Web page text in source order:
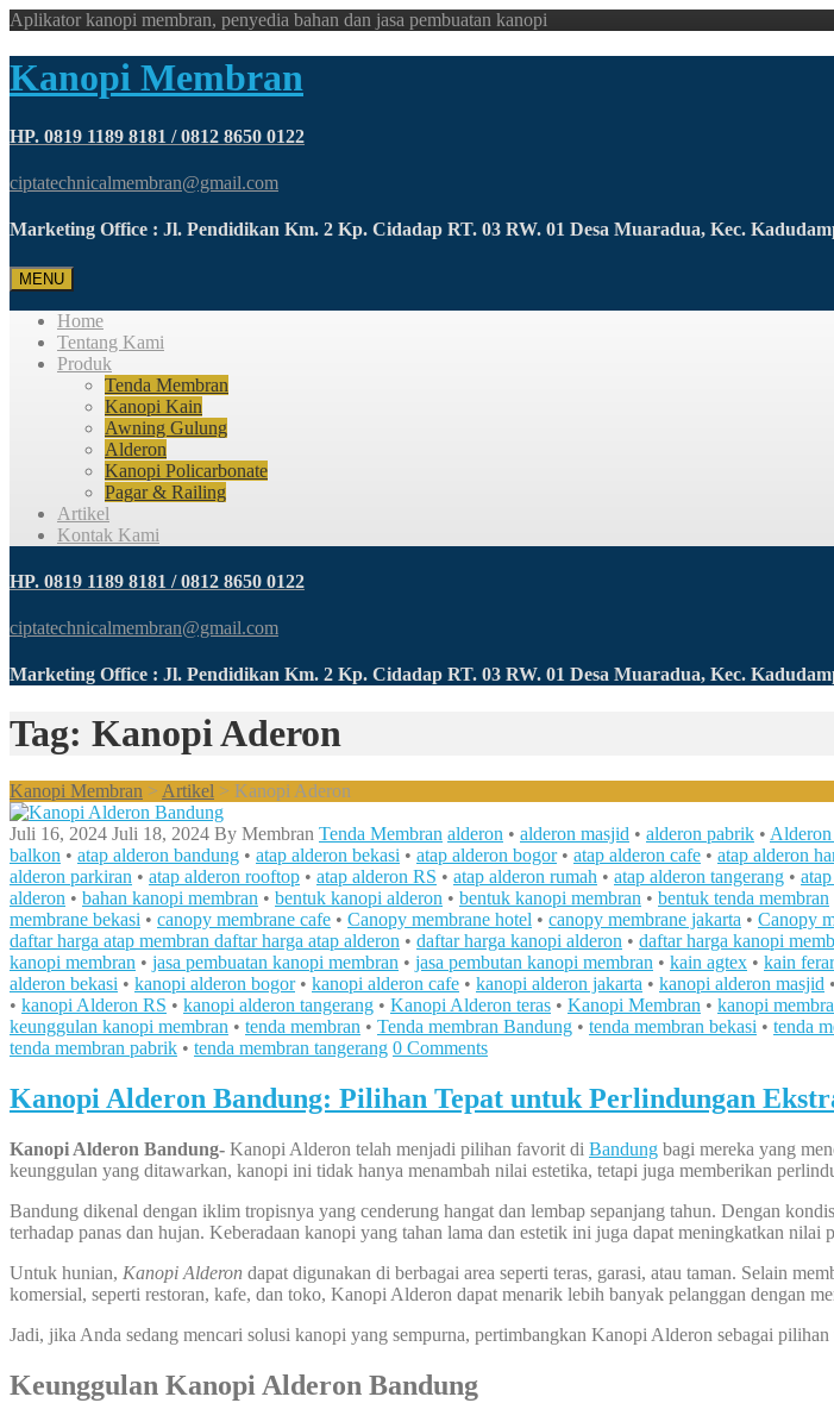
Aplikator kanopi membran, penyedia bahan dan jasa pembuatan kanopi
Kanopi Membran
HP. 0819 1189 8181 / 0812 8650 0122
ciptatechnicalmembran@gmail.com
Marketing Office : Jl. Pendidikan Km. 2 Kp. Cidadap RT. 03 RW. 01 Desa Muaradua, Kec.
MENU
Home
Tentang Kami
Produk
Tenda Membran
Kanopi Kain
Awning Gulung
Alderon
Kanopi Policarbonate
Pagar & Railing
Artikel
Kontak Kami
HP. 0819 1189 8181 / 0812 8650 0122
ciptatechnicalmembran@gmail.com
Marketing Office : Jl. Pendidikan Km. 2 Kp. Cidadap RT. 03 RW. 01 Desa Muaradua, Kec.
Tag: Kanopi Aderon
Kanopi Membran > Artikel > Kanopi Aderon
Juli 16, 2024 Juli 18, 2024 By Membran Tenda Membran alderon • alderon masjid • alderon pabrik •
balkon • atap alderon bandung • atap alderon bekasi • atap alderon bogor• atap alderon cafe • atap alderon
alderon parkiran • atap alderon rooftop • atap alderon RS • atap alderon rumah • atap alderon tangerang •
alderon • bahan kanopi membran • bentuk kanopi alderon • bentuk kanopi membran • bentuk tenda membran
membrane bekasi • canopy membrane cafe • Canopy membrane hotel • canopy membrane jakarta • Canopy
daftar harga atap membran daftar harga atap alderon • daftar harga kanopi alderon • daftar harga kanopi
kanopi membran • jasa pembuatan kanopi membran • jasa pembutan kanopi membran • kain agtex • kain
alderon bekasi • kanopi alderon bogor• kanopi alderon cafe • kanopi alderon jakarta • kanopi alderon masjid •
• kanopi Alderon RS • kanopi alderon tangerang • Kanopi Alderon teras • Kanopi Membran • kanopi
keunggulan kanopi membran • tenda membran • Tenda membran Bandung • tenda membran bekasi • tenda
tenda membran pabrik • tenda membran tangerang 0 Comments
Kanopi Alderon Bandung: Pilihan Tepat untuk Perlindungan
Kanopi Alderon Bandung- Kanopi Alderon telah menjadi pilihan favorit di Bandung bagi mereka yang
keunggulan yang ditawarkan, kanopi ini tidak hanya menambah nilai estetika, tetapi juga memberikan
Bandung dikenal dengan iklim tropisnya yang cenderung hangat dan lembap sepanjang tahun. Dengan
terhadap panas dan hujan. Keberadaan kanopi yang tahan lama dan estetik ini juga dapat meningkatkan
Untuk hunian, Kanopi Alderon dapat digunakan di berbagai area seperti teras, garasi, atau taman. Selain
komersial, seperti restoran, kafe, dan toko, Kanopi Alderon dapat menarik lebih banyak pelanggan dengan
Jadi, jika Anda sedang mencari solusi kanopi yang sempurna, pertimbangkan Kanopi Alderon sebagai pilihan
Keunggulan Kanopi Alderon Bandung